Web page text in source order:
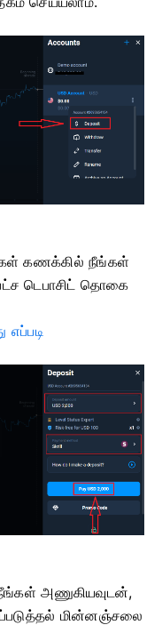
கணக்கில் நீங்கள்
டெபாசிட் தொகை
அணுகியவுடன்,
மின்னஞ்சலை